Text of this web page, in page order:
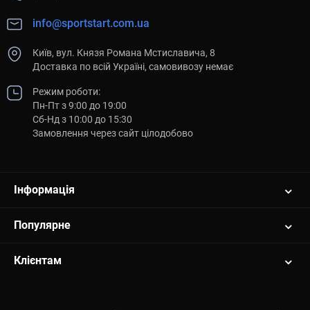
info@sportstart.com.ua
Київ, вул. Князя Романа Мстиславича, 8
Доставка по всій Україні, самовивозу немає
Режим роботи:
Пн-Пт з 9:00 до 19:00
Сб-Нд з 10:00 до 15:30
Замовлення через сайт цілодобово
Інформація
Популярне
Клієнтам